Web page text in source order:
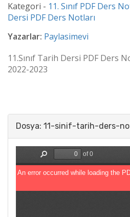
Kategori - 11. Sınıf PDF Ders
Dersi PDF Ders Notları
Yazarlar: Paylasimevi
11.Sınıf Tarih Dersi PDF Ders
2022-2023
Dosya: 11-sinif-tarih-ders-